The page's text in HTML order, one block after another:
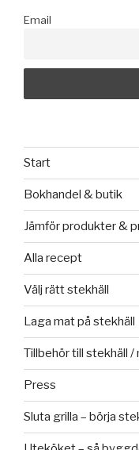
Email
Start
Bokhandel & butik
Jämför produkter &
Alla recept
Välj rätt stekhäll
Laga mat på stekhäll
Tillbehör till stekhäll /
Press
Sluta grilla – börja